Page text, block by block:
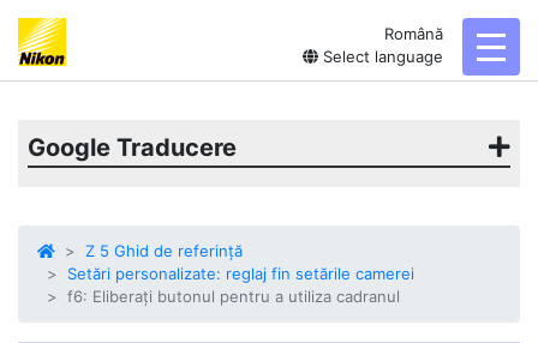
Română
Select language
Google Traducere
Z 5 Ghid de referință
Setări personalizate: reglaj fin setările camerei
f6: Eliberați butonul pentru a utiliza cadranul